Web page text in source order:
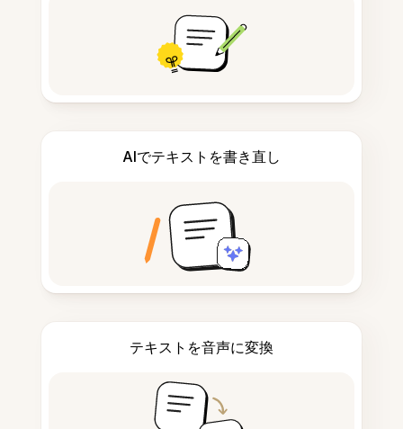
AIでテキストを書き直し
テキストを音声に変換